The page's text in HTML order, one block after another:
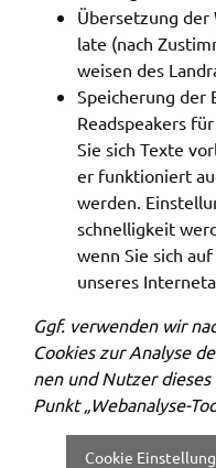
Über­set­zung der
la­te (nach
wei­sen des
Spei­che­rung der
Read­spea­kers
Sie sich Texte
er funk­tio­niert
werden.
schnel­lig­keit
wenn Sie sich
unse­res
Ggf. verwen­den wir
Cookies zur Analy­se
nen und Nutzer
Punkt „Webana­ly­se-
Cookie